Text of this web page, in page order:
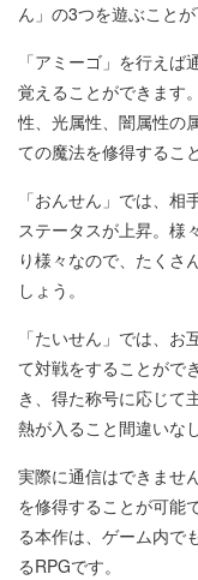
ん」の3つを遊ぶことが
「アミーゴ」を行え
覚えることができます
性、光属性、闇属性の
ての魔法を修得するこ
「おんせん」では、
ステータスが上昇。様
り様々なので、たくさ
しょう。
「たいせん」では、
て対戦をすることがで
き、得た称号に応じて
熱が入ること間違いな
実際に通信はできませ
を修得することが可能
る本作は、ゲーム内で
るRPGです。